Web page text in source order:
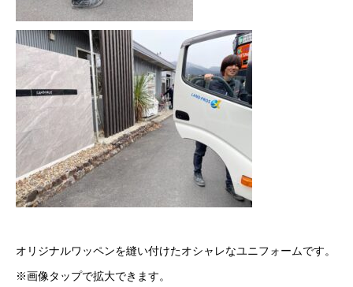
オリジナルワッペンを縫い付けたオシャレなユニフォームです。
※画像タップで拡大できます。